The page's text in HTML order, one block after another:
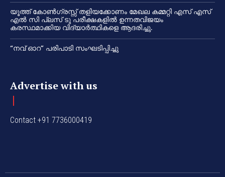
യൂത്ത് കോൺഗ്രസ്സ് തളിയക്കോണം മേഖല കമ്മറ്റി എസ് എസ്
എൽ സി പ്ലസ് ടു പരീക്ഷകളിൽ ഉന്നതവിജയം
കരസ്ഥമാക്കിയ വിദ്യാർത്ഥികളെ ആദരിച്ചു.
“നവ് ഓറ” പരിപാടി സംഘടിപ്പിച്ചു
Advertise with us
Contact +91 7736000419